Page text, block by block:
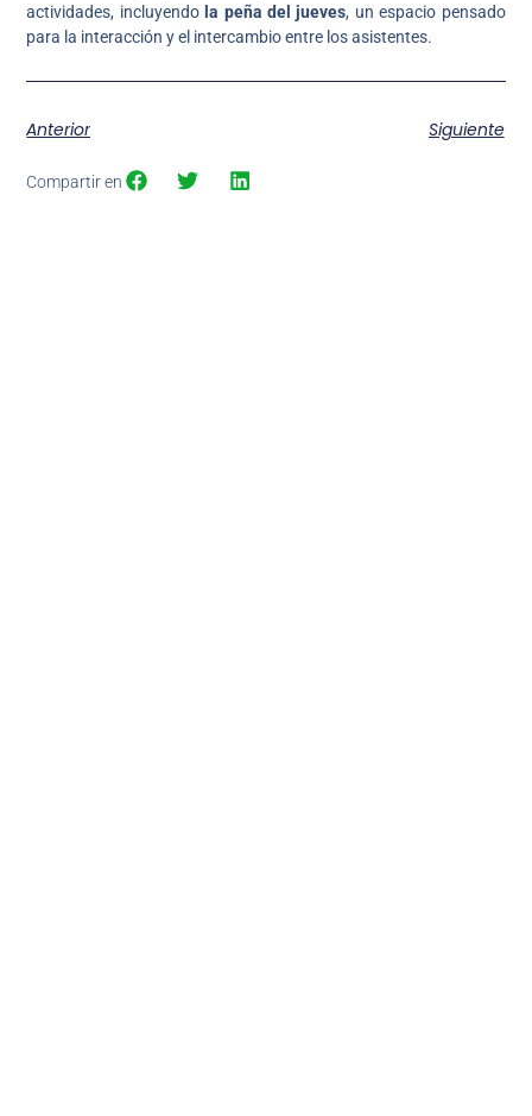
actividades, incluyendo la peña del jueves, un espacio pensado
para la interacción y el intercambio entre los asistentes.
Anterior Siguiente
Compartir en